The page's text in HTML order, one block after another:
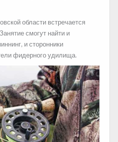
области встречается
смогут найти и
и сторонники
фидерного удилища.